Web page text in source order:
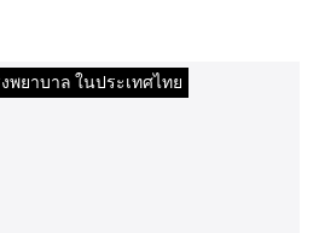
พยาบาล ในประเทศไทย